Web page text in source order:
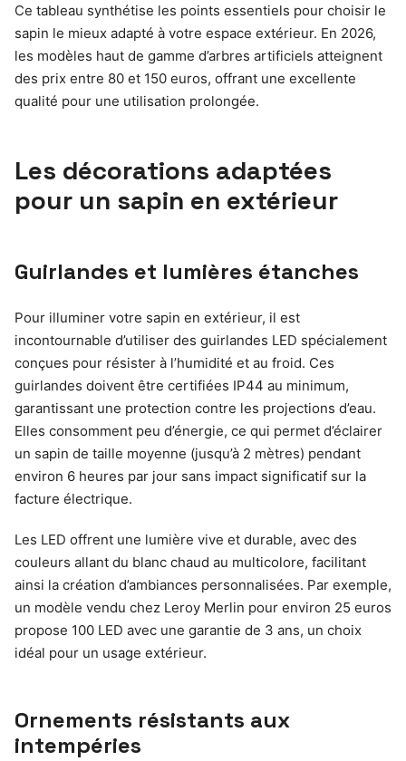
Ce tableau synthétise les points essentiels pour choisir le
sapin le mieux adapté à votre espace extérieur. En 2026,
les modèles haut de gamme d’arbres artificiels atteignent
des prix entre 80 et 150 euros, offrant une excellente
qualité pour une utilisation prolongée.
Les décorations adaptées
pour un sapin en extérieur
Guirlandes et lumières étanches
Pour illuminer votre sapin en extérieur, il est
incontournable d’utiliser des guirlandes LED spécialement
conçues pour résister à l’humidité et au froid. Ces
guirlandes doivent être certifiées IP44 au minimum,
garantissant une protection contre les projections d’eau.
Elles consomment peu d’énergie, ce qui permet d’éclairer
un sapin de taille moyenne (jusqu’à 2 mètres) pendant
environ 6 heures par jour sans impact significatif sur la
facture électrique.
Les LED offrent une lumière vive et durable, avec des
couleurs allant du blanc chaud au multicolore, facilitant
ainsi la création d’ambiances personnalisées. Par exemple,
un modèle vendu chez Leroy Merlin pour environ 25 euros
propose 100 LED avec une garantie de 3 ans, un choix
idéal pour un usage extérieur.
Ornements résistants aux
intempéries